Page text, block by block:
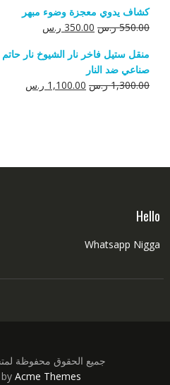
هو:
680.00 ر.س.
هو:
500.00 ر.س.
كشاف يدوي معجزة وضوء مبهر
550.00 ر.س السعر
هو:
550.00 ر.س.
350.00 ر.سالسعر
هو:
منقل ستيل فاخر نار الشيوخ نار
صناعي ضد النار
1,300.00 ر.س السعر
1,100.00 ر.سالسعر
Hello
Whatsapp Nigga
جميع الحقوق محفوظة
Acme Themes